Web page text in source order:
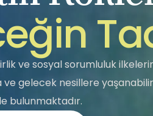
Kalite
Helva
eğin Ta
ve sosyal sorumluluk
gelecek nesillere
bulunmaktadır.